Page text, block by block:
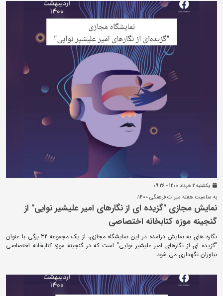
يکشنبه 2 خرداد 1400 - 09:26
به مناسبت هفته میراث فرهنگی 1400؛
نمایش مجازی "گزیده ای از نگارهای امیر علیشیر نوایی" از
گنجینه موزه کتابخانه اختصاصی
نگاره های به نمایش درآمده در این نمایشگاه مجازی، از یک مجموعه 32 برگی با عنوان
"گزیده ای از نگارهای امیر علیشیر نوایی" است که در گنجینه موزه کتابخانه اختصاصی
نیاوران نگهداری می شود.